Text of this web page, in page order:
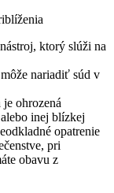
ktorý slúži na
nariadiť súd v
ohrozená
inej blízkej
opatrenie
pri
obavu z